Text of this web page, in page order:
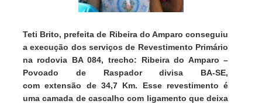
Teti Brito, prefeita de Ribeira do Amparo conseguiu
a execução dos serviços de Revestimento Primário
na rodovia BA 084, trecho: Ribeira do Amparo –
Povoado de Raspador divisa BA-SE,
com extensão de 34,7 Km. Esse revestimento é
uma camada de cascalho com ligamento que deixa